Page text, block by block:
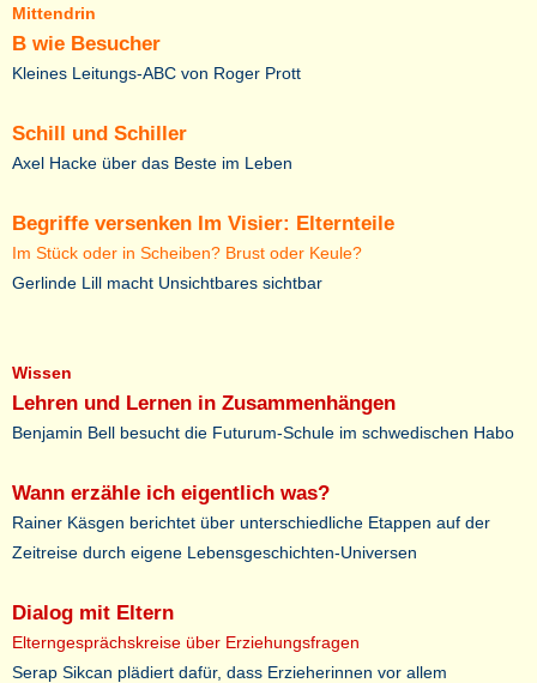
Mittendrin
B wie Besucher
Kleines Leitungs-ABC von Roger Prott
Schill und Schiller
Axel Hacke über das Beste im Leben
Begriffe versenken Im Visier: Elternteile
Im Stück oder in Scheiben? Brust oder Keule?
Gerlinde Lill macht Unsichtbares sichtbar
Wissen
Lehren und Lernen in Zusammenhängen
Benjamin Bell besucht die Futurum-Schule im schwedischen Habo
Wann erzähle ich eigentlich was?
Rainer Käsgen berichtet über unterschiedliche Etappen auf der
Zeitreise durch eigene Lebensgeschichten-Universen
Dialog mit Eltern
Elterngesprächskreise über Erziehungsfragen
Serap Sikcan plädiert dafür, dass Erzieherinnen vor allem